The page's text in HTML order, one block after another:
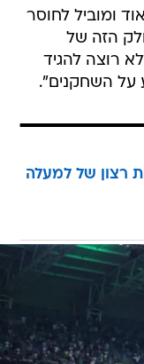
ומוביל לחוסר
הזה של
רוצה להגיד
על השחקנים".
רצון של למעלה